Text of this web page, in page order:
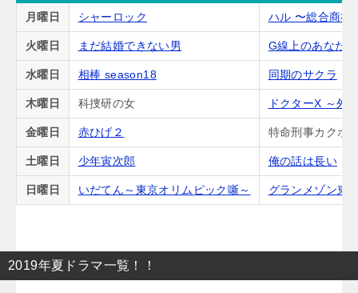
月曜日 シャーロック ハル 〜総合商社
火曜日 まだ結婚できない男 G線上のあなた
水曜日 相棒 season18 同期のサクラ
木曜日 科捜研の女 ドクターX ～外
金曜日 赤ひげ２ 特命刑事カクホ
土曜日 少年寅次郎 俺の話は長い
日曜日 いだてん～東京オリムピック噺～ グランメゾン東
2019年夏ドラマ一覧！！